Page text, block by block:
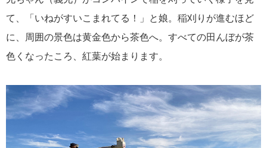
て、「いねがすいこまれてる！」と娘。稲刈りが進むほど
に、周囲の景色は黄金色から茶色へ。すべての田んぼが茶
色くなったころ、紅葉が始まります。